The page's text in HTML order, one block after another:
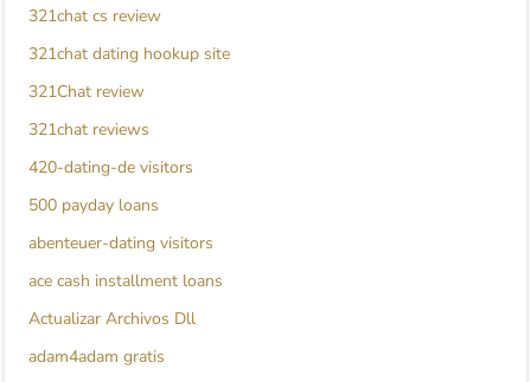
321chat cs review
321chat dating hookup site
321Chat review
321chat reviews
420-dating-de visitors
500 payday loans
abenteuer-dating visitors
ace cash installment loans
Actualizar Archivos Dll
adam4adam gratis